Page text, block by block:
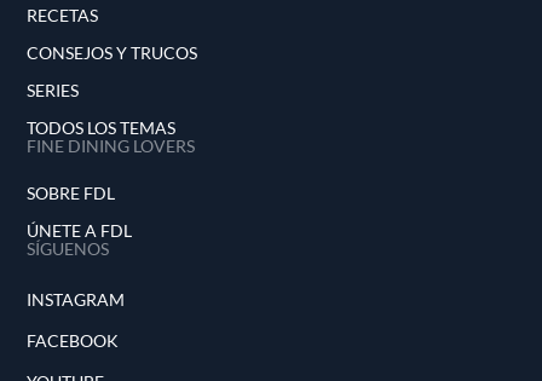
RECETAS
CONSEJOS Y TRUCOS
SERIES
TODOS LOS TEMAS
FINE DINING LOVERS
SOBRE FDL
ÚNETE A FDL
SÍGUENOS
INSTAGRAM
FACEBOOK